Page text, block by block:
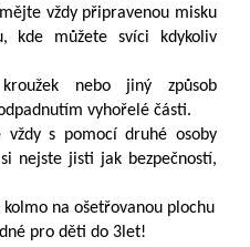
vždy připravenou misku
kde můžete svíci kdykoliv
kroužek nebo jiný způsob
vyhořelé části.
vždy s pomocí druhé osoby
nejste jisti jak bezpečností,
na ošetřovanou plochu
pro děti do 3let!